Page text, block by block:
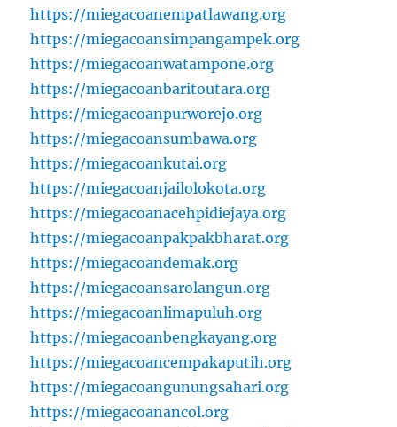
https://miegacoanempatlawang.org
https://miegacoansimpangampek.org
https://miegacoanwatampone.org
https://miegacoanbaritoutara.org
https://miegacoanpurworejo.org
https://miegacoansumbawa.org
https://miegacoankutai.org
https://miegacoanjailolokota.org
https://miegacoanacehpidiejaya.org
https://miegacoanpakpakbharat.org
https://miegacoandemak.org
https://miegacoansarolangun.org
https://miegacoanlimapuluh.org
https://miegacoanbengkayang.org
https://miegacoancempakaputih.org
https://miegacoangunungsahari.org
https://miegacoanancol.org